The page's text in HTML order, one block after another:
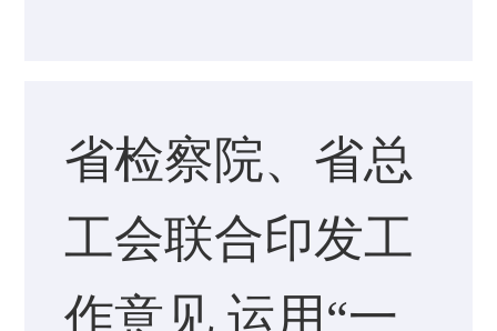
省检察院、省总
工会联合印发工
作意见 运用“一